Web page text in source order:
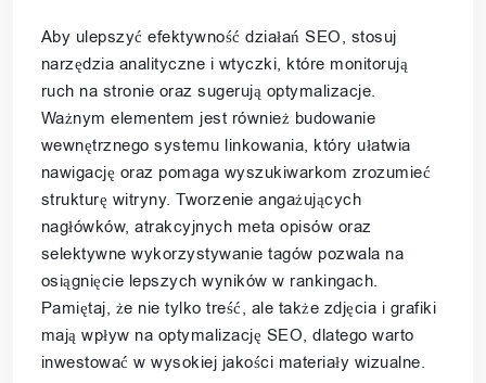
Aby ulepszyć efektywność działań SEO, stosuj
narzędzia analityczne i wtyczki, które monitorują
ruch na stronie oraz sugerują optymalizacje.
Ważnym elementem jest również budowanie
wewnętrznego systemu linkowania, który ułatwia
nawigację oraz pomaga wyszukiwarkom zrozumieć
strukturę witryny. Tworzenie angażujących
nagłówków, atrakcyjnych meta opisów oraz
selektywne wykorzystywanie tagów pozwala na
osiągnięcie lepszych wyników w rankingach.
Pamiętaj, że nie tylko treść, ale także zdjęcia i grafiki
mają wpływ na optymalizację SEO, dlatego warto
inwestować w wysokiej jakości materiały wizualne.